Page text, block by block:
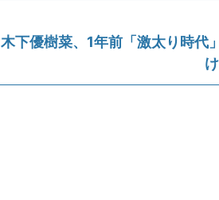
木下優樹菜、1年前「激太り時